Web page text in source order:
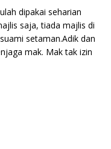
dipakai seharian
saja, tiada majlis di
setaman.Adik dan
mak. Mak tak izin